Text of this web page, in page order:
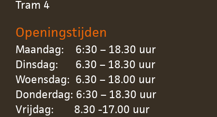
Tram 4
Openingstijden
Maandag: 6:30 – 18.30 uur
Dinsdag: 6.30 – 18.30 uur
Woensdag: 6.30 – 18.00 uur
Donderdag: 6:30 – 18.30 uur
Vrijdag: 8.30 -17.00 uur